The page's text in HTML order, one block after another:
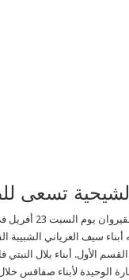
يتحوّل نادي
سيف الغرياني الشبيبة
الأول. أبناء بلال
27-24 و كانت تلك الخسارة الوحيدة